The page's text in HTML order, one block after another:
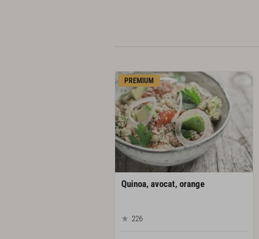
PREMIUM
Quinoa, avocat, orange
226